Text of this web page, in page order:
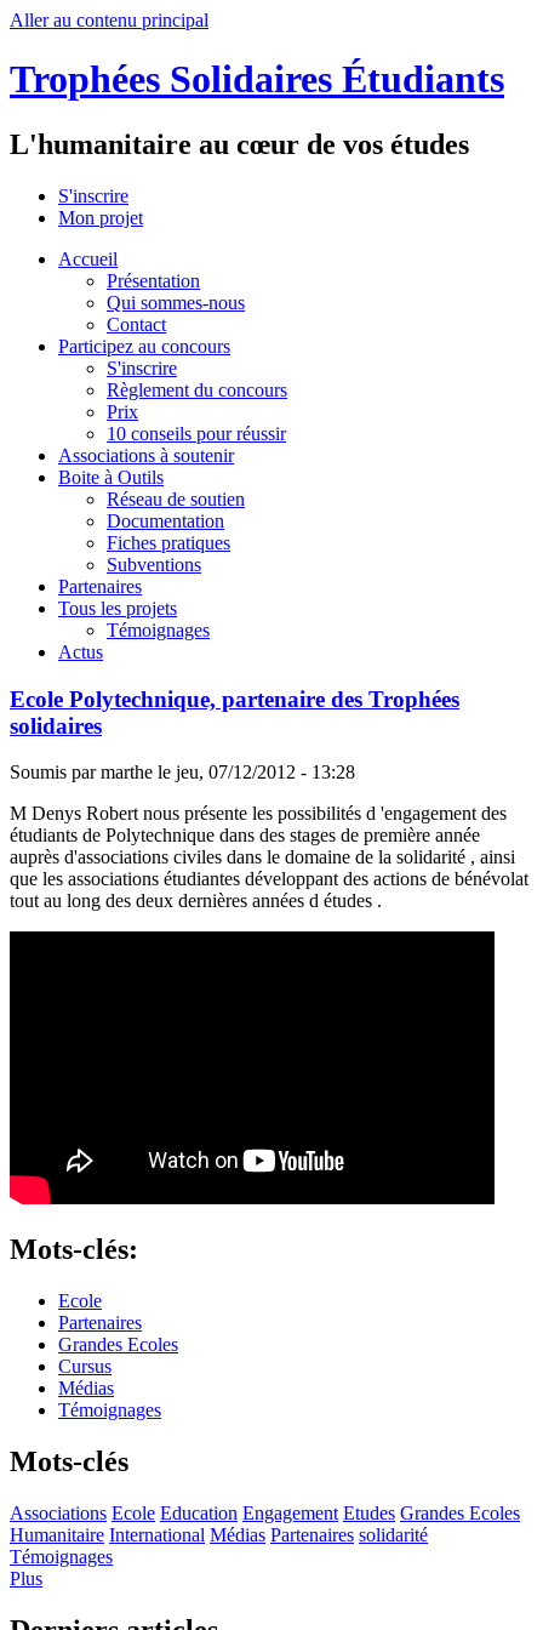
Aller au contenu principal
Trophées Solidaires Étudiants
L'humanitaire au cœur de vos études
S'inscrire
Mon projet
Accueil
Présentation
Qui sommes-nous
Contact
Participez au concours
S'inscrire
Règlement du concours
Prix
10 conseils pour réussir
Associations à soutenir
Boite à Outils
Réseau de soutien
Documentation
Fiches pratiques
Subventions
Partenaires
Tous les projets
Témoignages
Actus
Ecole Polytechnique, partenaire des Trophées
solidaires
Soumis parmarthe le jeu, 07/12/2012 - 13:28
M Denys Robert nous présente les possibilités d 'engagement des
étudiants de Polytechnique dans des stages de première année
auprès d'associations civiles dans le domaine de la solidarité , ainsi
que les associations étudiantes développant des actions de bénévolat
tout au long des deux dernières années d études .
Mots-clés:
Ecole
Partenaires
Grandes Ecoles
Cursus
Médias
Témoignages
Mots-clés
Associations Ecole Education Engagement Etudes Grandes Ecoles
Humanitaire International Médias Partenaires solidarité
Témoignages
Plus